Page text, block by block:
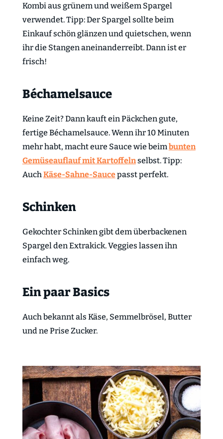
Kombi aus grünem und weißem Spargel
verwendet. Tipp: Der Spargel sollte beim
Einkauf schön glänzen und quietschen, wenn
ihr die Stangen aneinanderreibt. Dann ist er
frisch!
Béchamelsauce
Keine Zeit? Dann kauft ein Päckchen gute,
fertige Béchamelsauce. Wenn ihr 10 Minuten
mehr habt, macht eure Sauce wie beimbunten
Gemüseauflauf mit Kartoffelnselbst. Tipp:
AuchKäse-Sahne-Saucepasst perfekt.
Schinken
Gekochter Schinken gibt dem überbackenen
Spargel den Extrakick. Veggies lassen ihn
einfach weg.
Ein paar Basics
Auch bekannt als Käse, Semmelbrösel, Butter
und ne Prise Zucker.